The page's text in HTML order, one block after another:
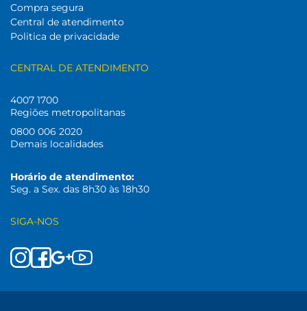
Compra segura
Central de atendimento
Politica de privacidade
CENTRAL DE ATENDIMENTO
4007 1700
Regiões metropolitanas
0800 006 2020
Demais localidades
Horário de atendimento:
Seg. a Sex. das 8h30 às 18h30
SIGA-NOS